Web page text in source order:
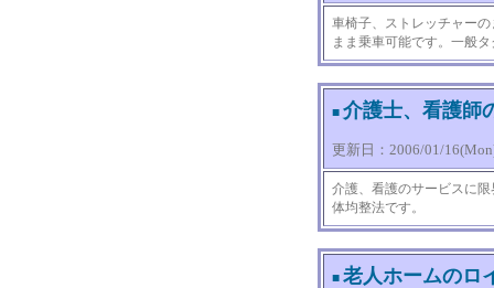
車椅子、ストレッチャー
まま乗車可能です。一般
■ 介護士、看護師
更新日：2006/01/
介護、看護のサービスに
体均整法です。
■ 老人ホームのロ